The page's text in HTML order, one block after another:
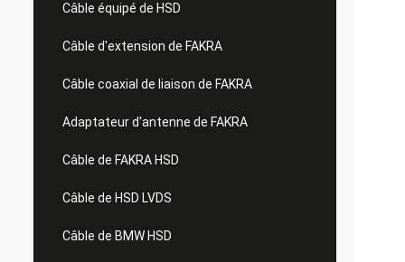
Câble équipé de HSD
Câble d'extension de FAKRA
Câble coaxial de liaison de FAKRA
Adaptateur d'antenne de FAKRA
Câble de FAKRA HSD
Câble de HSD LVDS
Câble de BMW HSD